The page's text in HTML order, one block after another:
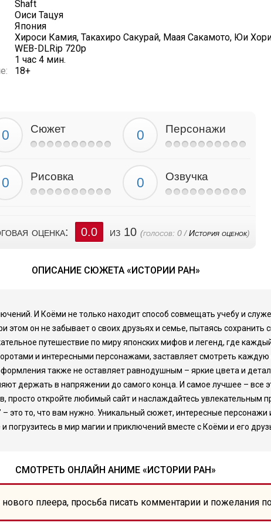
Shaft
Оиси Тацуя
Япония
Хироси Камия, Такахиро Сакурай, Маая Сакамото, Юи
WEB-DLRip 720p
1 час 4 мин.
18+
Сюжет Персонажи
Рисовка Озвучка
оценка: 0.0 из 10 (голосов: 0/История оценок)
ОПИСАНИЕ СЮЖЕТА «ИСТОРИИ РАН»
И Коёми не только находит способ совмещать учебу и
он не забывает о своих друзьях и семье, пытаясь сохранить
путешествие по миру японских мифов и легенд, где
и интересными персонажами, заставляет смотреть
также не оставляет равнодушным – яркие цвета и
держать в напряжении до самого конца. И самое лучшее – все
просто откройте любимый сайт и наслаждайтесь
это то, что вам нужно. Уникальный сюжет, интересные персонажи
в мир магии и приключений вместе с Коёми и его
СМОТРЕТЬ ОНЛАЙН АНИМЕ «ИСТОРИИ РАН»
нового плеера, просьба писать комментарии и пожелания